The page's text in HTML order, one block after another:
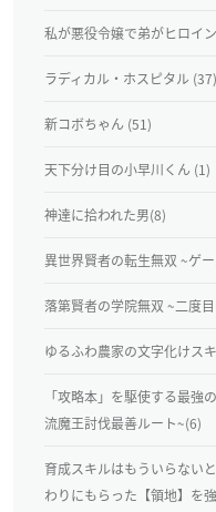
私が悪役令嬢で弟がヒロイ
ラディカル・ホスピタル (37)
新コボちゃん (51)
天下分け目の小早川くん (1)
神達に拾われた男(8)
異世界賢者の転生無双 ~ゲ
落第賢者の学院無双 ~二度
ゆるふわ農家の文字化けス
「攻略本」を駆使する最強
流魔王討伐最善ルート~(6)
育成スキルはもういらない
わりにもらった【領地】を